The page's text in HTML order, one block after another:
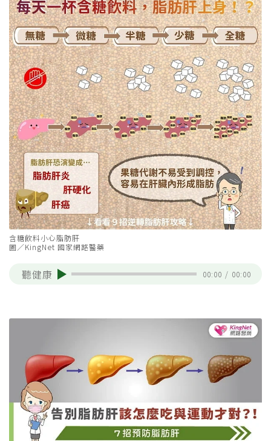
含糖飲料小心脂肪肝
圖／KingNet 國家網路醫藥
聽健康 00:00 / 00:00